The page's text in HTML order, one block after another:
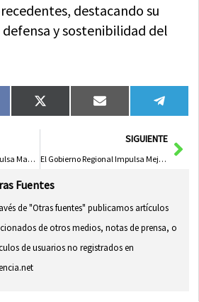
destacando su
y sostenibilidad del
Compartir
en
X
(Twitter)
Compartir
en
Email
en
Castilla-La Mancha Impulsa Mayor Convocatoria de Ayudas a la Discapacidad con Más de 71 Millones de Euros
SIGUIENTE
El Gobierno Regional Impulsa Mejora del Filtro Verde y Recuperación de Fuentes en Laguna del Marquesado
Fuentes
de "Otras fuentes" publicamos artículos
de otros medios, notas de prensa, o
de usuarios no registrados en